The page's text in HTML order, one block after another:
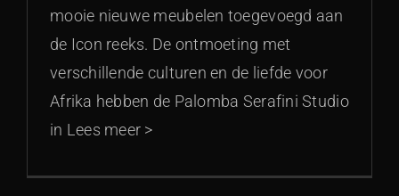
mooie nieuwe meubelen toegevoegd aan
de Icon reeks. De ontmoeting met
verschillende culturen en de liefde voor
Afrika hebben de Palomba Serafini Studio
in Lees meer >